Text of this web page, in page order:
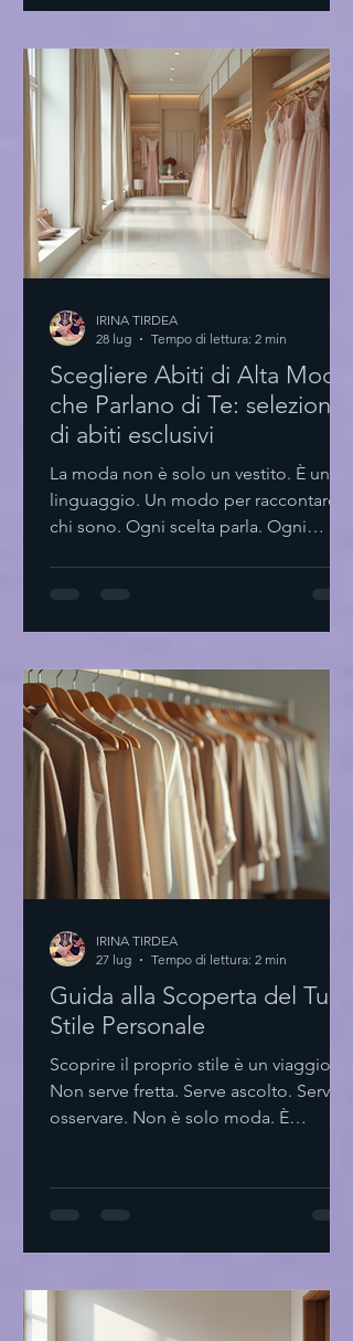
professionale sono il primo passo.
Styling personale Design tessile
Comunicazione visiva Trend
forecasting Ogni modulo è pensato
per sviluppare competenze concrete.
Per chi vuole fare della moda una
professione. Eye-level v
Scegliere Abiti di Alta Moda
che Parlano di Te: selezione
di abiti esclusivi
La moda non è solo un vestito. È un
linguaggio. Un modo per raccontare
chi sono. Ogni scelta parla. Ogni
bello. Si tratta di trovare pezzi che
view of a minimalist boutique with
exclusive high fashion dresses La forza
del minimalismo nella scelta Pochi
elementi. Linee pulite. Tagli essenziali.
Il minimalismo no
IRINA TIRDEA
28 lug
Tempo di lettura: 2 min
Guida alla Scoperta del Tuo
Stile Personale
Scoprire il proprio stile è un viaggio.
Non serve fretta. Serve ascolto. Serve
osservare. Non è solo moda. È
Parlo di sensazioni. Prendi un
tessuti, forme. Cosa ti fa sentire a casa.
Prova a guardare il tuo armadio. Cosa
IRINA TIRDEA
27 lug
Tempo di lettura: 2 min